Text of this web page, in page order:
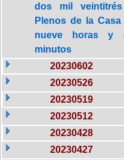
dos mil
Plenos de la
nueve horas y
minutos
20230602
20230526
20230519
20230512
20230428
20230427